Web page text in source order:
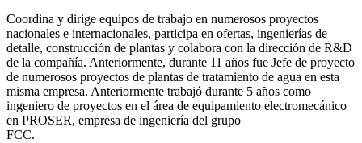
Coordina y dirige equipos de trabajo en numerosos proyectos
nacionales e internacionales, participa en ofertas, ingenierías de
detalle, construcción de plantas y colabora con la dirección de R&D
de la compañía. Anteriormente, durante 11 años fue Jefe de proyecto
de numerosos proyectos de plantas de tratamiento de agua en esta
misma empresa. Anteriormente trabajó durante 5 años como
ingeniero de proyectos en el área de equipamiento electromecánico
en PROSER, empresa de ingeniería del grupo
FCC.